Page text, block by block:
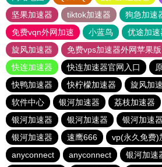
坚果加速器
tiktok加速器
狗急加速
免费vqn外网加速
小蓝鸟 优途加速
旋风加速器
免费vps加速器外网苹果版
快连加速器
快连加速器官网入口
快鸭加速器
快柠檬加速器 旋风加
软件中心
银河加速器 荔枝加速器
银河加速器
银河加速器 银河加速器
银河加速器
速鹰666 vp(永久免费)
anyconnect
anyconnect 银河加速